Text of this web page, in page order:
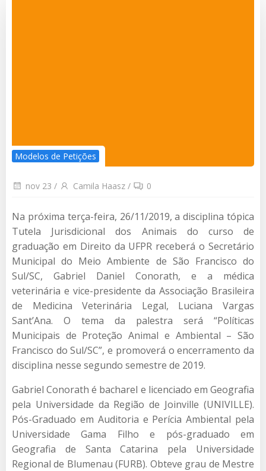
Modelos de Petições
nov 23 / Camila Haasz / 0
Na próxima terça-feira, 26/11/2019, a disciplina tópica
Tutela Jurisdicional dos Animais do curso de
graduação em Direito da UFPR receberá o Secretário
Municipal do Meio Ambiente de São Francisco do
Sul/SC, Gabriel Daniel Conorath, e a médica
veterinária e vice-presidente da Associação Brasileira
de Medicina Veterinária Legal, Luciana Vargas
Sant’Ana. O tema da palestra será “Políticas
Municipais de Proteção Animal e Ambiental – São
Francisco do Sul/SC”, e promoverá o encerramento da
disciplina nesse segundo semestre de 2019.
Gabriel Conorath é bacharel e licenciado em Geografia
pela Universidade da Região de Joinville (UNIVILLE).
Pós-Graduado em Auditoria e Perícia Ambiental pela
Universidade Gama Filho e pós-graduado em
Geografia de Santa Catarina pela Universidade
Regional de Blumenau (FURB). Obteve grau de Mestre